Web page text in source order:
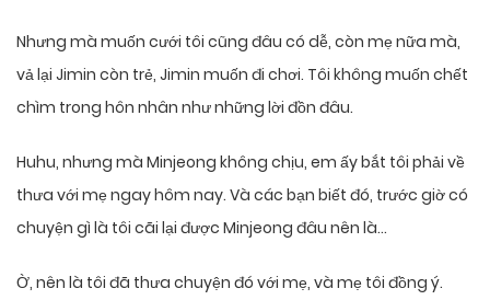
Nhưng mà muốn cưới tôi cũng đâu có dễ, còn mẹ nữa mà,
vả lại Jimin còn trẻ, Jimin muốn đi chơi. Tôi không muốn chết
chìm trong hôn nhân như những lời đồn đâu.
Huhu, nhưng mà Minjeong không chịu, em ấy bắt tôi phải về
thưa với mẹ ngay hôm nay. Và các bạn biết đó, trước giờ có
chuyện gì là tôi cãi lại được Minjeong đâu nên là…
Ờ, nên là tôi đã thưa chuyện đó với mẹ, và mẹ tôi đồng ý.